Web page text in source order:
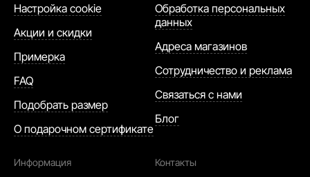
Настройка cookie
Акции и скидки
Примерка
FAQ
Подобрать размер
О подарочном сертификате
Обработка персональных
данных
Адреса магазинов
Сотрудничество и реклама
Связаться с нами
Блог
Информация Контакты